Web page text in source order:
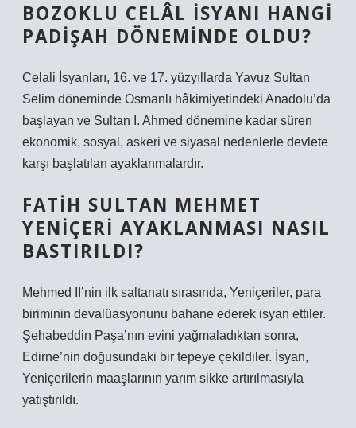
BOZOKLU CELÂL ISYANI HANGI
PADIŞAH DÖNEMINDE OLDU?
Celali İsyanları, 16. ve 17. yüzyıllarda Yavuz Sultan
Selim döneminde Osmanlı hâkimiyetindeki Anadolu’da
başlayan ve Sultan I. Ahmed dönemine kadar süren
ekonomik, sosyal, askeri ve siyasal nedenlerle devlete
karşı başlatılan ayaklanmalardır.
FATIH SULTAN MEHMET
YENIÇERI AYAKLANMASI NASIL
BASTIRILDI?
Mehmed II’nin ilk saltanatı sırasında, Yeniçeriler, para
biriminin devalüasyonunu bahane ederek isyan ettiler.
Şehabeddin Paşa’nın evini yağmaladıktan sonra,
Edirne’nin doğusundaki bir tepeye çekildiler. İsyan,
Yeniçerilerin maaşlarının yarım sikke artırılmasıyla
yatıştırıldı.